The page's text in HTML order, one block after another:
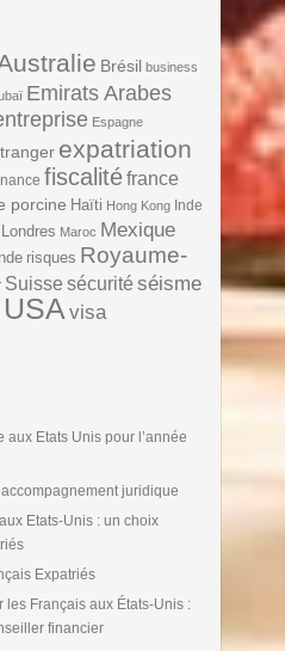
Brésil business
Emirats Arabes
Espagne
expatriation
fiscalitéfrance
porcine Haïti Hong Kong Inde
Londres Maroc Mexique
risques Royaume-
Suisse sécurité séisme
USA visa
Etats Unis pour l’année
juridique
Etats-Unis : un choix
Expatriés
Français aux États-Unis :
financier